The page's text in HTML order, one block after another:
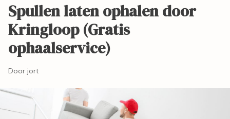
Spullen laten ophalen door
Kringloop (Gratis
ophaalservice)
Door jort